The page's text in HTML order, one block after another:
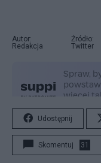
Autor:
Redakcja
Źródło:
Twitter
Udostępnij
Skomentuj 31